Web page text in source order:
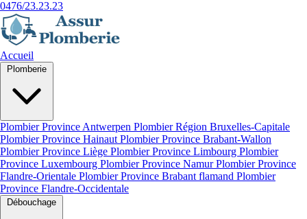
0476/23.23.23
Accueil
Plombier Province Antwerpen Plombier Région Bruxelles-Capitale
Plombier Province Hainaut Plombier Province Brabant-Wallon
Plombier Province Liège Plombier Province Limbourg Plombier
Province Luxembourg Plombier Province NamurPlombier Province
Flandre-Orientale Plombier Province Brabant flamand Plombier
Province Flandre-Occidentale